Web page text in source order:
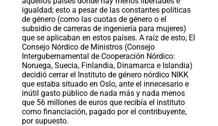
igualdad; esto a pesar de las constantes políticas
de género (como las cuotas de género o el
subsidio de carreras de ingeniería para mujeres)
que se aplicaban en estos países. A raíz de esto, El
Consejo Nórdico de Ministros (Consejo
Intergubernamental de Cooperación Nórdico:
Noruega, Suecia, Finlandia, Dinamarca e Islandia)
decidió cerrar el Instituto de género nórdico NIKK
que estaba situado en Oslo, ante el innecesario e
inútil gasto público de nada más y nada menos
que 56 millones de euros que recibía el instituto
como financiación, pagado por el contribuyente,
por supuesto.